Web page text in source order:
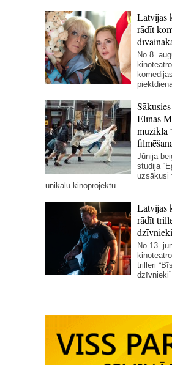
Latvijas
rādīt
No 8.
Elīnas
mūzikla
Jūnija
studija
uzsākusi
unikālu kinoprojektu...
Latvijas
rādīt
No 13.
trilleri